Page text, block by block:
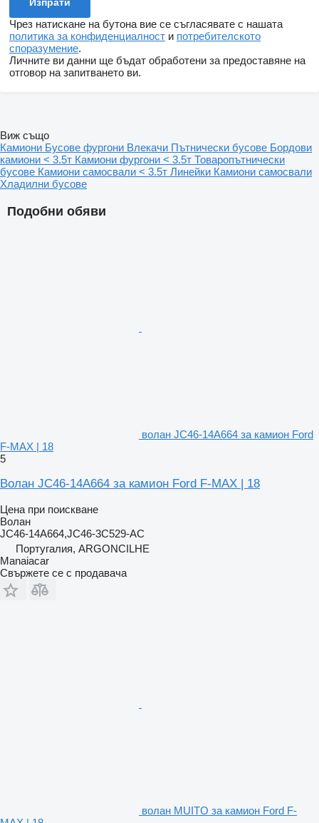
Чрез натискане на бутона вие се съгласявате с нашата
политика за конфиденциалност и потребителското
споразумение.
Личните ви данни ще бъдат обработени за предоставяне на
отговор на запитването ви.
Подобни обяви
волан JC46-14A664 за камион Ford
F-MAX | 18
5
Волан JC46-14A664 за камион Ford F-MAX | 18
Цена при поискване
Волан
JC46-14A664,JC46-3C529-AC
Португалия, ARGONCILHE
Manaiacar
Свържете се с продавача
волан MUITO за камион Ford F-
Виж също
Камиони Бусове фургони Влекачи Пътнически бусове Бордови
камиони < 3.5т Камиони фургони < 3.5т Товаропътнически
бусове Камиони самосвали < 3.5т Линейки Камиони самосвали
Хладилни бусове